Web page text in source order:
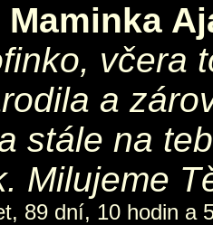
Maminka
včera
a
stále na
Milujeme
89 dní, 10 hodin a